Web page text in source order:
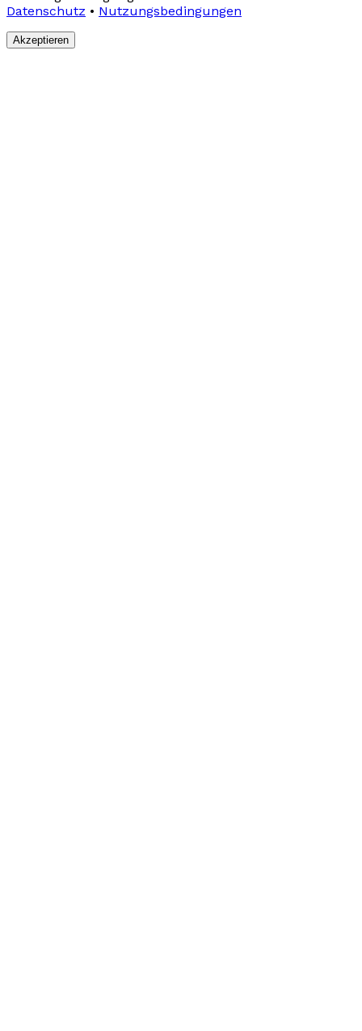
Datenschutz • Nutzungsbedingungen
Akzeptieren